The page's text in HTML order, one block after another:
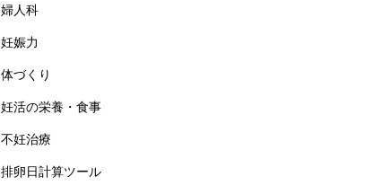
婦人科
妊娠力
体づくり
妊活の栄養・食事
不妊治療
排卵日計算ツール